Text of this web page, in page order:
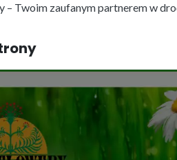
– Twoim zaufanym partnerem w